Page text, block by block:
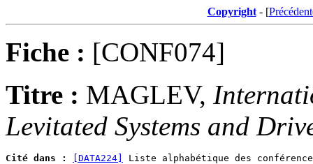
Copyright- [
Fiche : [CONF074]
Titre : MAGLEV,
Levitated Systems and
Cité dans : [DATA224]